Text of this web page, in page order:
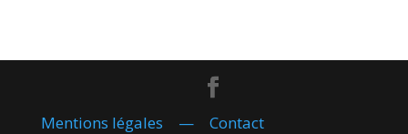
Mentions légales — Contact